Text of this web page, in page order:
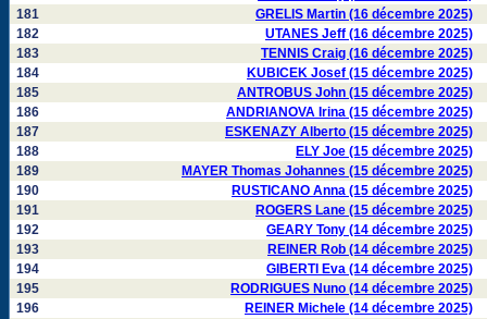
181
GRELIS Martin (16 décembre 2025)
182
UTANES Jeff (16 décembre 2025)
183
TENNIS Craig (16 décembre 2025)
184
KUBICEK Josef (15 décembre 2025)
185
ANTROBUS John (15 décembre 2025)
186
ANDRIANOVA Irina (15 décembre 2025)
187
ESKENAZY Alberto (15 décembre 2025)
188
ELY Joe (15 décembre 2025)
189
MAYER Thomas Johannes (15 décembre 2025)
190
RUSTICANO Anna (15 décembre 2025)
191
ROGERS Lane (15 décembre 2025)
192
GEARY Tony (14 décembre 2025)
193
REINER Rob (14 décembre 2025)
194
GIBERTI Eva (14 décembre 2025)
195
RODRIGUES Nuno (14 décembre 2025)
196
REINER Michele (14 décembre 2025)